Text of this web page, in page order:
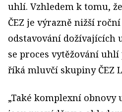
uhlí. Vzhledem k tomu,
ČEZ je výrazně nižší
odstavování dožívajících
se proces vytěžování
říká mluvčí skupiny ČEZ
„Také komplexní